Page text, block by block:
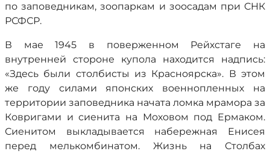
по заповедникам, зоопаркам и зоосадам при СНК
РСФСР.
В мае 1945 в поверженном Рейхстаге на
внутренней стороне купола находится надпись:
«Здесь были столбисты из Красноярска». В этом
же году силами японских военнопленных на
территории заповедника начата ломка мрамора за
Ковригами и сиенита на Моховом под Ермаком.
Сиенитом выкладывается набережная Енисея
перед мелькомбинатом. Жизнь на Столбах